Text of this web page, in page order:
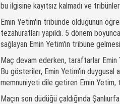
bu ilgisine kayıtsız kalmadı ve
Emin Yetim'in tribünde olduğunun
tezahüratları yapıldı. 5 dönem
sağlayan Emin Yetim'in tribüne
Maç devam ederken, taraftarlar Emin
Bu gösteriler, Emin Yetim'in duygusal
memnuniyeti dile getiren Emin
Maçın son düdüğü çaldığında